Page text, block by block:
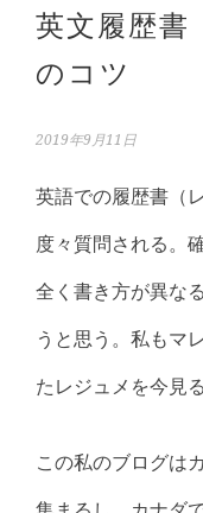
英文履歴書
のコツ
2019年9月11日
英語での履歴書（
度々質問される。
全く書き方が異な
うと思う。私もマ
たレジュメを今見
この私のブログは